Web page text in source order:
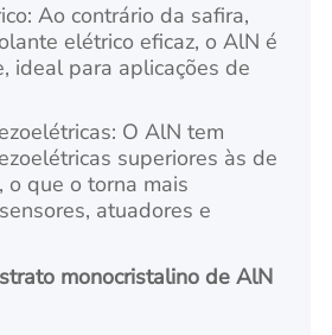
Ao contrário da safira,
elétrico eficaz, o AlN é
ideal para aplicações de
O AlN tem
superiores às de
o que o torna mais
atuadores e
monocristalino de AlN